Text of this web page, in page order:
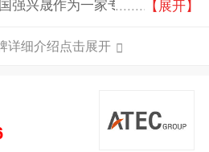
强兴晟作为一家专注于提供全
洁能源的科技型企业，致力于
至今已累计生产和安装光伏支
【展开】
详细介绍点击展开
3